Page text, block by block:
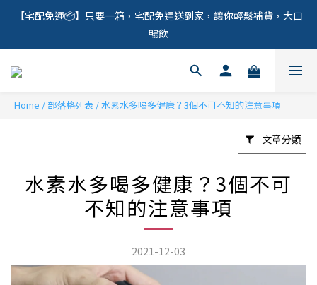
【宅配免運📦】只要一箱，宅配免運送到家，讓你輕鬆補貨，大口
暢飲
Home / 部落格列表 /水素水多喝多健康？3個不可不知的注意事項
文章分類
水素水多喝多健康？3個不可
不知的注意事項
2021-12-03